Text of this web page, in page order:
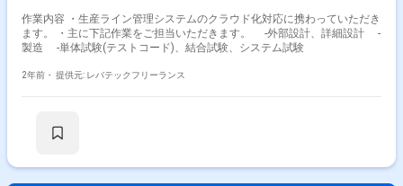
作業内容 ・生産ライン管理システムのクラウド化対応に携わっていただき
ます。 ・主に下記作業をご担当いただきます。 ‐外部設計、詳細設計 ‐
製造 ‐単体試験(テストコード)、結合試験、システム試験
2年前・ 提供元: レバテックフリーランス